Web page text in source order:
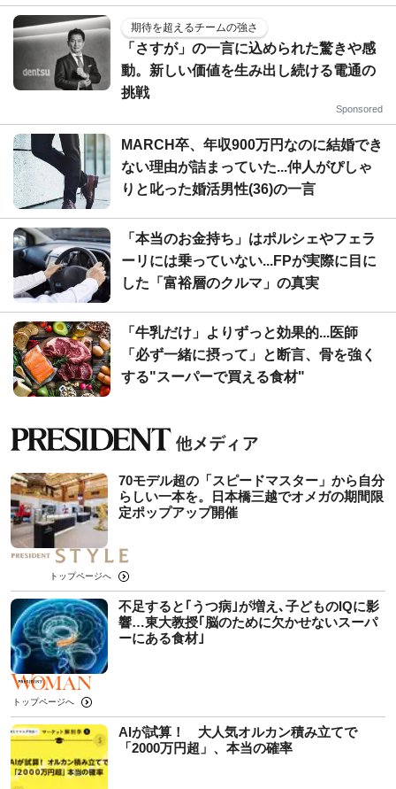
期待を超えるチームの強さ
「さすが」の一言に込められた驚きや感
動。新しい価値を生み出し続ける電通の
挑戦
Sponsored
MARCH卒、年収900万円なのに結婚でき
ない理由が詰まっていた...仲人がぴしゃ
りと叱った婚活男性(36)の一言
「本当のお金持ち」はポルシェやフェラ
ーリには乗っていない...FPが実際に目に
した「富裕層のクルマ」の真実
「牛乳だけ」よりずっと効果的...医師
「必ず一緒に摂って」と断言、骨を強く
する"スーパーで買える食材"
70モデル超の「スピードマスター」から自分
らしい一本を。日本橋三越でオメガの期間限
定ポップアップ開催
トップページへ
不足すると｢うつ病｣が増え､子どものIQに影
響…東大教授｢脳のために欠かせないスーパ
ーにある食材｣
トップページへ
AIが試算！ 大人気オルカン積み立てで
「2000万円超」、本当の確率